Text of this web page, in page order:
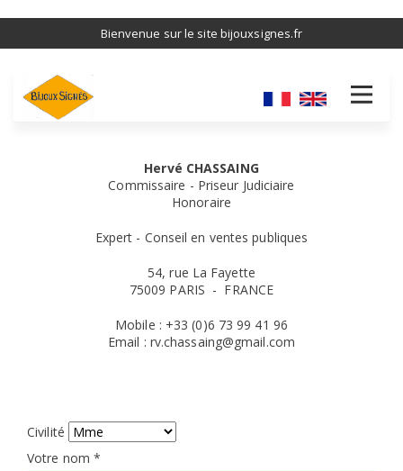
principal
Bienvenue sur le site bijouxsignes.fr
Hervé CHASSAING
Commissaire - Priseur Judiciaire
Honoraire
Expert - Conseil en ventes publiques
54, rue La Fayette
75009 PARIS - FRANCE
Mobile : +33 (0)6 73 99 41 96
Email : rv.chassaing@gmail.com
Civilité
Votre nom *